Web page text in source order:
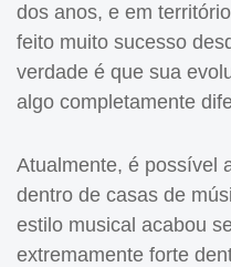
dos anos, e em
feito muito sucesso
verdade é que sua
algo completamente
Atualmente, é possível
dentro de casas de
estilo musical acabou
extremamente forte